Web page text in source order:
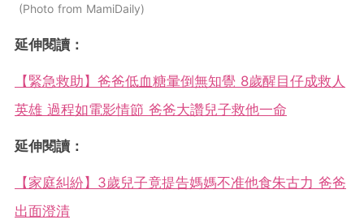
Photo from MamiDaily
延伸閱讀：
【緊急救助】爸爸低血糖暈倒無知覺 8歲醒目仔成救人
英雄 過程如電影情節 爸爸大讚兒子救他一命
延伸閱讀：
【家庭糾紛】3歲兒子竟提告媽媽不准他食朱古力 爸爸
出面澄清